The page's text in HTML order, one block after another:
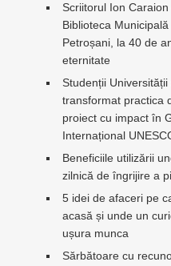
Scriitorul Ion
Biblioteca
Petroșani, la 40 de
eternitate
Studenții
transformat practica
proiect cu impact în
Internațional
Beneficiile utilizării
zilnică de îngrijire a
5 idei de afaceri pe
acasă și unde un
ușura munca
Sărbătoare cu